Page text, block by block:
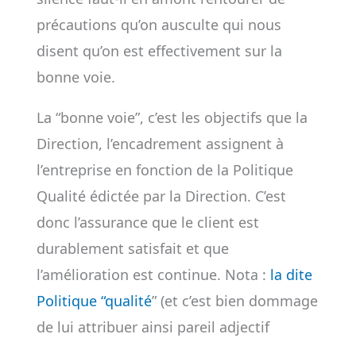
précautions qu’on ausculte qui nous
disent qu’on est effectivement sur la
bonne voie.
La “bonne voie”, c’est les objectifs que la
Direction, l’encadrement assignent à
l’entreprise en fonction de la Politique
Qualité édictée par la Direction. C’est
donc l’assurance que le client est
durablement satisfait et que
l’amélioration est continue. Nota : la dite
Politique “qualité” (et c’est bien dommage
de lui attribuer ainsi pareil adjectif